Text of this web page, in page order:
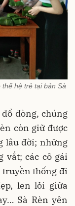
hệ trẻ tại bản Sà
đòng, chúng
còn giữ được
lâu đời; những
vắt; các cô gái
truyền thống đi
len lỏi giữa
Sà Rèn yên